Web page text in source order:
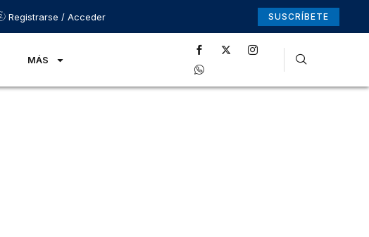
Registrarse / Acceder SUSCRÍBETE
MÁS